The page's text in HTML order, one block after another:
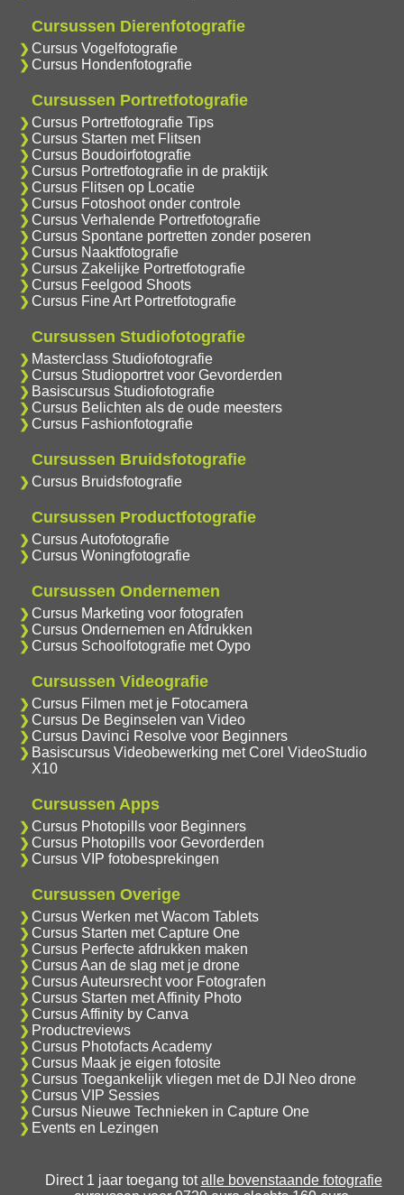
Cursussen Dierenfotografie
Cursus Vogelfotografie
Cursus Hondenfotografie
Cursussen Portretfotografie
Cursus Portretfotografie Tips
Cursus Starten met Flitsen
Cursus Boudoirfotografie
Cursus Portretfotografie in de praktijk
Cursus Flitsen op Locatie
Cursus Fotoshoot onder controle
Cursus Verhalende Portretfotografie
Cursus Spontane portretten zonder poseren
Cursus Naaktfotografie
Cursus Zakelijke Portretfotografie
Cursus Feelgood Shoots
Cursus Fine Art Portretfotografie
Cursussen Studiofotografie
Masterclass Studiofotografie
Cursus Studioportret voor Gevorderden
Basiscursus Studiofotografie
Cursus Belichten als de oude meesters
Cursus Fashionfotografie
Cursussen Bruidsfotografie
Cursus Bruidsfotografie
Cursussen Productfotografie
Cursus Autofotografie
Cursus Woningfotografie
Cursussen Ondernemen
Cursus Marketing voor fotografen
Cursus Ondernemen en Afdrukken
Cursus Schoolfotografie met Oypo
Cursussen Videografie
Cursus Filmen met je Fotocamera
Cursus De Beginselen van Video
Cursus Davinci Resolve voor Beginners
Basiscursus Videobewerking met Corel VideoStudio
X10
Cursussen Apps
Cursus Photopills voor Beginners
Cursus Photopills voor Gevorderden
Cursus VIP fotobesprekingen
Cursussen Overige
Cursus Werken met Wacom Tablets
Cursus Starten met Capture One
Cursus Perfecte afdrukken maken
Cursus Aan de slag met je drone
Cursus Auteursrecht voor Fotografen
Cursus Starten met Affinity Photo
Cursus Affinity by Canva
Productreviews
Cursus Photofacts Academy
Cursus Maak je eigen fotosite
Cursus Toegankelijk vliegen met de DJI Neo drone
Cursus VIP Sessies
Cursus Nieuwe Technieken in Capture One
Events en Lezingen
Direct 1 jaar toegang totalle bovenstaande fotografie